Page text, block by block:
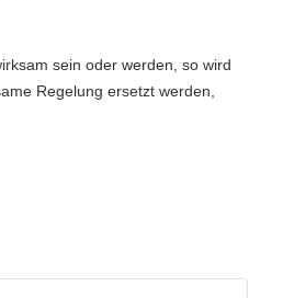
sein oder werden, so wird
Regelung ersetzt werden,